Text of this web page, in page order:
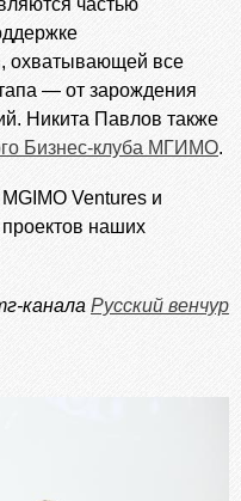
частью
охватывающей все
— от зарождения
Никита Павлов также
Бизнес-клуба МГИМО.
Ventures и
наших
канала Русский венчур